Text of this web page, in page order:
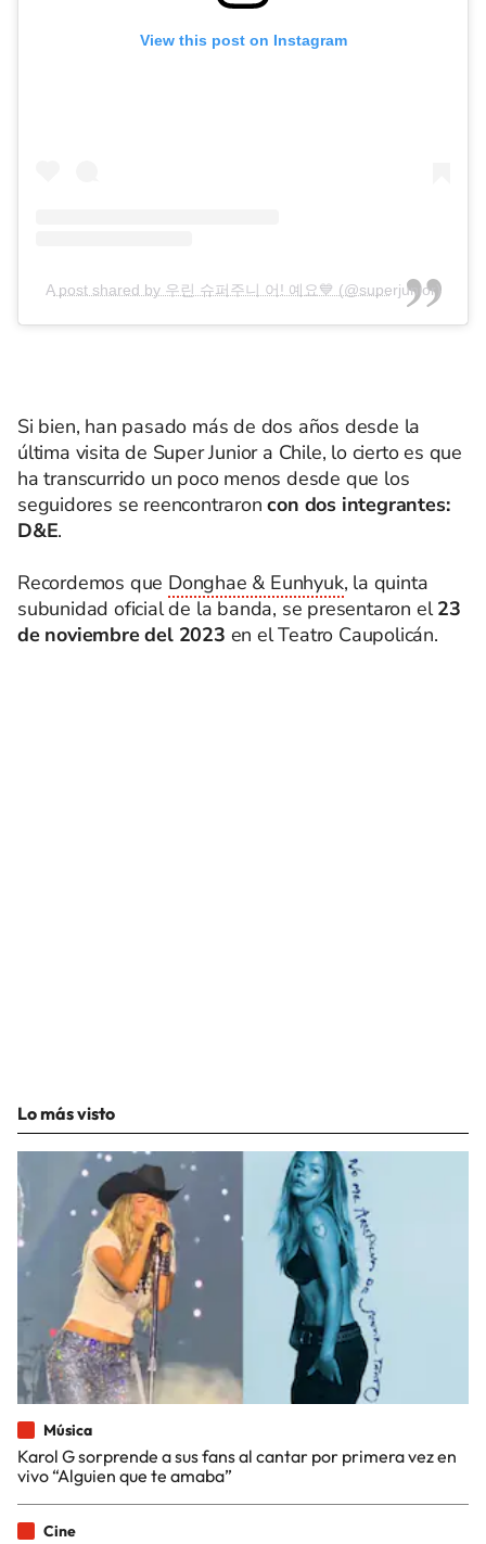
View this post on Instagram
A post shared by 우린 슈퍼주니 어! 예요💙 (@superjunior)
Si bien, han pasado más de dos años desde la
última visita de Super Junior a Chile, lo cierto es que
ha transcurrido un poco menos desde que los
seguidores se reencontraroncon dos integrantes:
D&E.
Recordemos que Donghae & Eunhyuk, la quinta
subunidad oficial de la banda, se presentaron el23
de noviembre del 2023 en el Teatro Caupolicán.
Lo más visto
Música
Karol G sorprende a sus fans al cantar por primera vez en
vivo “Alguien que te amaba”
Cine